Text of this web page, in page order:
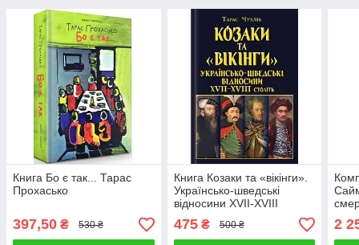
Книга Бо є так... Тарас
Прохасько
397,50 ₴ 530 ₴
Книга Козаки та «вікінги».
Українсько-шведські
відносини XVII-XVIII
475₴ 500 ₴ 2